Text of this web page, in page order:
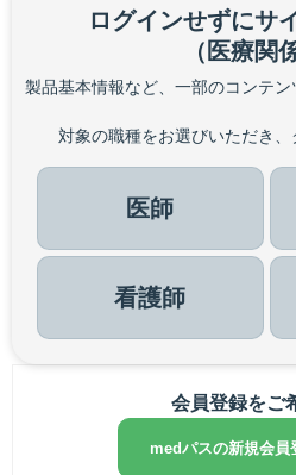
ログインせずにサ
（医療関
製品基本情報など、一部のコンテン
対象の職種をお選びいただき、
医師
看護師
会員登録をご
medパスの新規会員